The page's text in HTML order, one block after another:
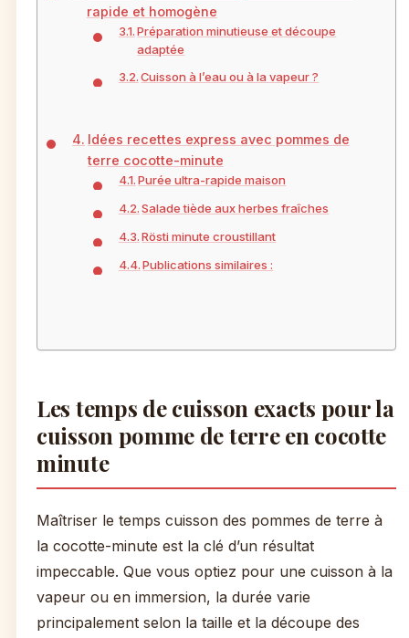
rapide et homogène
Préparation minutieuse et découpe
adaptée
Cuisson à l’eau ou à la vapeur ?
Idées recettes express avec pommes de
terre cocotte-minute
Purée ultra-rapide maison
Salade tiède aux herbes fraîches
Rösti minute croustillant
Publications similaires :
Les temps de cuisson exacts pour la
cuisson pomme de terre en cocotte
minute
Maîtriser le temps cuisson des pommes de terre à
la cocotte-minute est la clé d’un résultat
impeccable. Que vous optiez pour une cuisson à la
vapeur ou en immersion, la durée varie
principalement selon la taille et la découpe des